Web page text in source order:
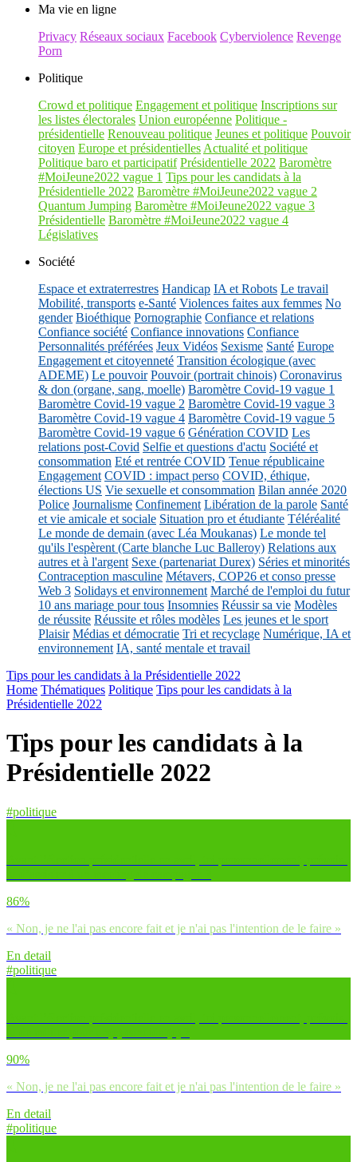
Ma vie en ligne
Privacy Réseaux sociaux Facebook Cyberviolence Revenge
Porn
Politique
Crowd et politique Engagement et politique Inscriptions sur
les listes électorales Union européenne Politique -
présidentielle Renouveau politique Jeunes et politique Pouvoir
citoyen Europe et présidentielles Actualité et politique
Politique baro et participatif Présidentielle 2022 Baromètre
#MoiJeune2022 vague 1 Tips pour les candidats à la
Présidentielle 2022 Baromètre #MoiJeune2022 vague 2
Quantum Jumping Baromètre #MoiJeune2022 vague 3
Présidentielle Baromètre #MoiJeune2022 vague 4
Législatives
Société
Espace et extraterrestres Handicap IA et Robots Le travail
Mobilité, transports e-Santé Violences faites aux femmes No
gender Bioéthique Pornographie Confiance et relations
Confiance société Confiance innovations Confiance
Personnalités préférées Jeux Vidéos Sexisme Santé Europe
Engagement et citoyenneté Transition écologique (avec
ADEME) Le pouvoir Pouvoir (portrait chinois) Coronavirus
& don (organe, sang, moelle) Baromètre Covid-19 vague 1
Baromètre Covid-19 vague 2 Baromètre Covid-19 vague 3
Baromètre Covid-19 vague 4 Baromètre Covid-19 vague 5
Baromètre Covid-19 vague 6 Génération COVID Les
relations post-Covid Selfie et questions d'actu Société et
consommation Eté et rentrée COVID Tenue républicaine
Engagement COVID : impact perso COVID, éthique,
élections US Vie sexuelle et consommation Bilan année 2020
Police Journalisme Confinement Libération de la parole Santé
et vie amicale et sociale Situation pro et étudiante Téléréalité
Le monde de demain (avec Léa Moukanas) Le monde tel
qu'ils l'espèrent (Carte blanche Luc Balleroy) Relations aux
autres et à l'argent Sexe (partenariat Durex) Séries et minorités
Contraception masculine Métavers, COP26 et conso presse
Web 3 Solidays et environnement Marché de l'emploi du futur
10 ans mariage pour tous Insomnies Réussir sa vie Modèles
de réussite Réussite et rôles modèles Les jeunes et le sport
Plaisir Médias et démocratie Tri et recyclage Numérique, IA et
environnement IA, santé mentale et travail
Tips pour les candidats à la Présidentielle 2022
Home Thématiques Politique Tips pour les candidats à la
Présidentielle 2022
Tips pour les candidats à la
Présidentielle 2022
#politique
86%
« Non, je ne l'ai pas encore fait et je n'ai pas l'intention de le faire »
En detail
#politique
90%
« Non, je ne l'ai pas encore fait et je n'ai pas l'intention de le faire »
En detail
#politique